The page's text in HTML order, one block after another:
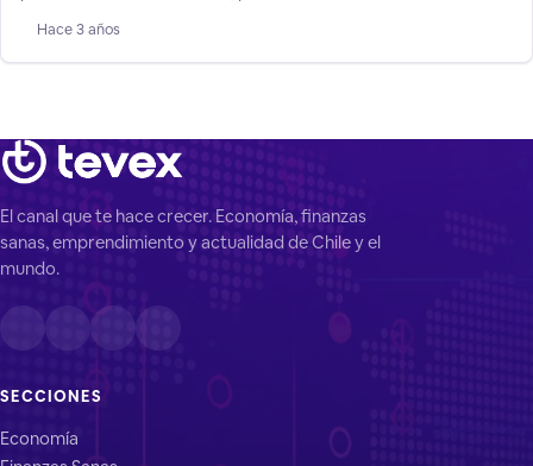
Según un nuevo estudio de Chiledeudas, aplicado a 3.000
personas en el país, el 72% de los chilenos cree que caerá en
Hace 3 años
El canal que te hace crecer. Economía, finanzas
sanas, emprendimiento y actualidad de Chile y el
mundo.
SECCIONES
Economía